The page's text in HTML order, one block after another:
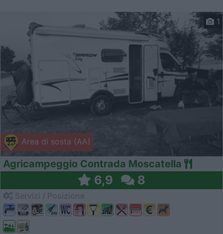
Area di sosta (AA)
1
Agricampeggio Contrada Moscatella
6,9 8